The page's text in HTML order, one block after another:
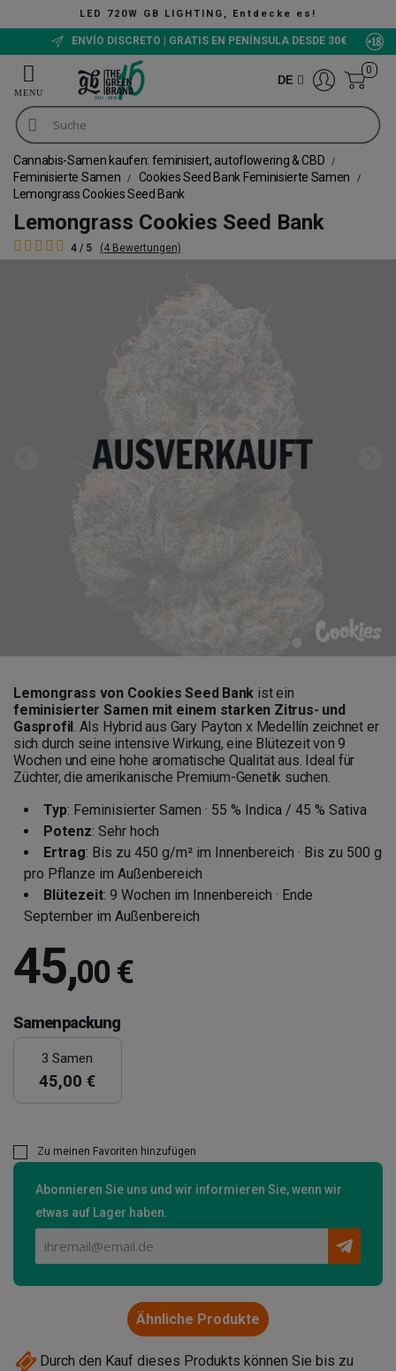
Entdecke es!
ENVÍO DISCRETO | GRATIS EN PENÍNSULA DESDE 30€
DE
0
Cannabis-Samen kaufen: feminisiert, autoflowering & CBD
Feminisierte Samen
Cookies Seed Bank Feminisierte Samen
Lemongrass Cookies Seed Bank
Lemongrass Cookies Seed Bank
4 / 5 (4 Bewertungen)
Lemongrass von Cookies Seed Bank ist ein
feminisierter Samen mit einem starken Zitrus- und
Gasprofil. Als Hybrid aus Gary Payton x Medellín zeichnet er
sich durch seine intensive Wirkung, eine Blütezeit von 9
Wochen und eine hohe aromatische Qualität aus. Ideal für
Züchter, die amerikanische Premium-Genetik suchen.
Typ: Feminisierter Samen · 55 % Indica / 45 % Sativa
Potenz: Sehr hoch
Ertrag: Bis zu 450 g/m² im Innenbereich · Bis zu 500 g
pro Pflanze im Außenbereich
Blütezeit: 9 Wochen im Innenbereich · Ende
September im Außenbereich
45,00 €
Samenpackung
3 Samen
45,00 €
Zu meinen Favoriten hinzufügen
Abonnieren Sie uns und wir informieren Sie, wenn wir
etwas auf Lager haben.
Ähnliche Produkte
Durch den Kauf dieses Produkts können Sie bis zu